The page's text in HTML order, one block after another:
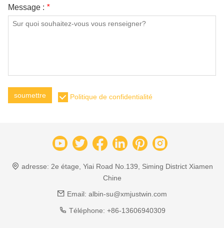
Message : *
soumettre Politique de confidentialité
adresse: 2e étage, Yiai Road No.139, Siming District Xiamen
Chine
Email: albin-su@xmjustwin.com
Téléphone: +86-13606940309